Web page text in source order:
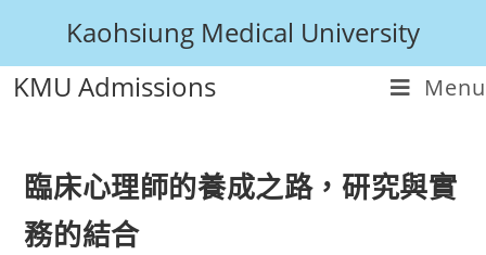
Kaohsiung Medical University
KMU Admissions
Menu
臨床心理師的養成之路，研究與實
務的結合